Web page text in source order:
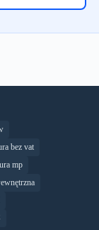
bez vat
mp